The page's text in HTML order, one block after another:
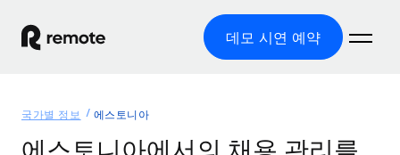
데모 시연 예약
국가별 정보 에스토니아